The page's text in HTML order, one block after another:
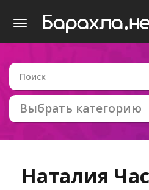
Выбрать категорию
Наталия